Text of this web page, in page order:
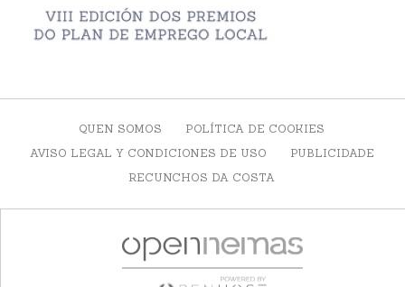
QUEN SOMOS
POLÍTICA DE COOKIES
AVISO LEGAL Y CONDICIONES DE USO
PUBLICIDADE
RECUNCHOS DA COSTA